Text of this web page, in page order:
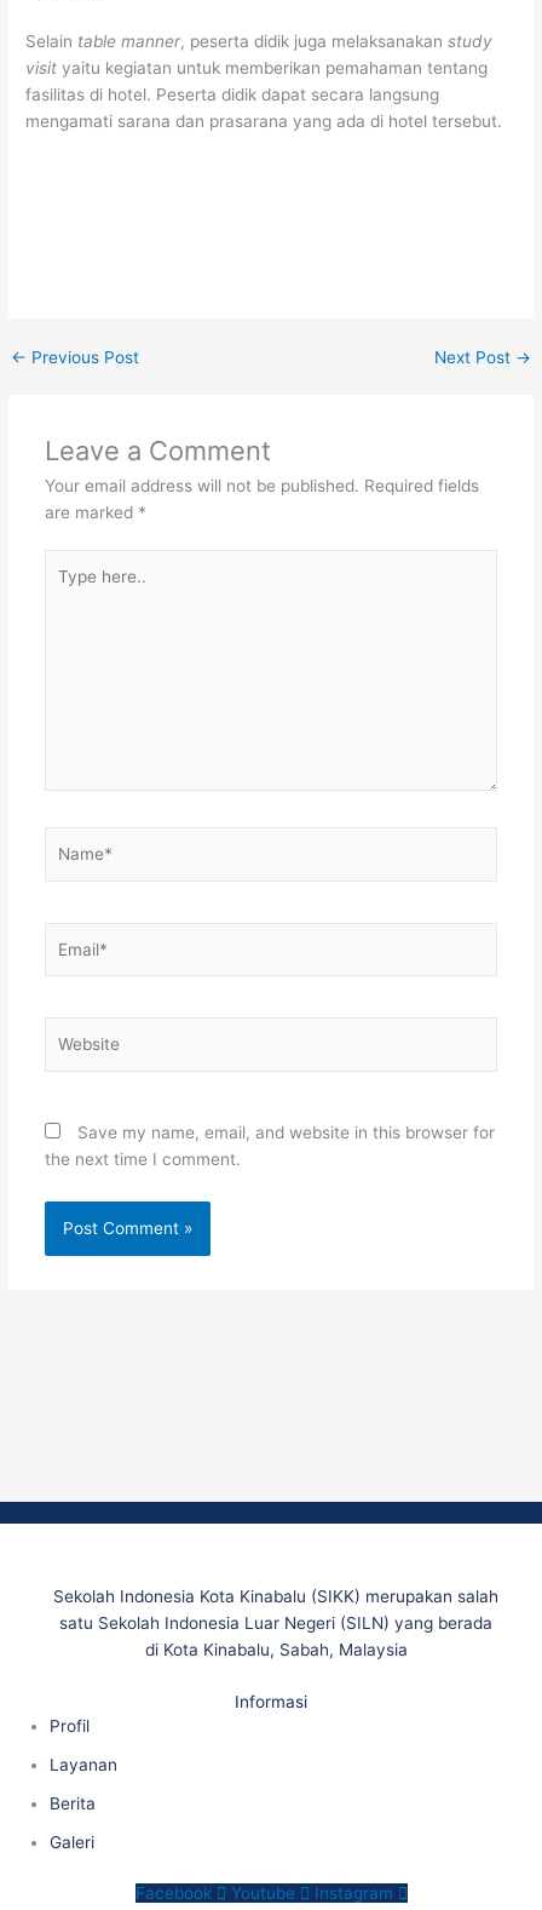
Selain table manner, peserta didik juga melaksanakanstudy
visit yaitu kegiatan untuk memberikan pemahaman tentang
fasilitas di hotel. Peserta didik dapat secara langsung
mengamati sarana dan prasarana yang ada di hotel tersebut.
← Previous Post Next Post →
Leave a Comment
Your email address will not be published. Required fields
are marked *
here..
Save my name, email, and website in this browser for
the next time I comment.
Sekolah Indonesia Kota Kinabalu (SIKK) merupakan salah
satu Sekolah Indonesia Luar Negeri (SILN) yang berada
di Kota Kinabalu, Sabah, Malaysia
Informasi
Profil
Layanan
Berita
Galeri
Facebook Youtube
Instagram